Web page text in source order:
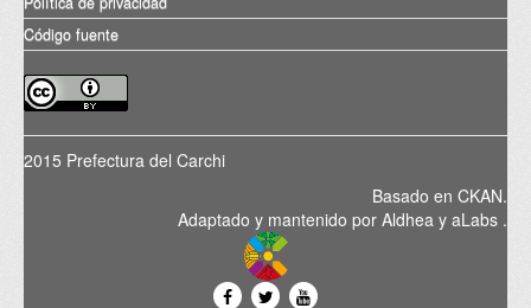
Código fuente
2015 Prefectura del Carchi
Basado en CKAN.
Adaptado y mantenido por Aldhea y aLabs .